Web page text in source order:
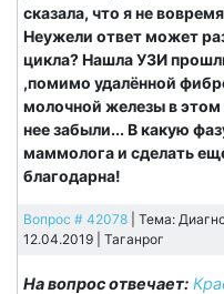
сказала, что я не
Неужели ответ может
цикла? Нашла УЗИ
,помимо удалённой
молочной железы в
нее забыли... В какую
маммолога и сделать
благодарна!
Вопрос # 42078 | Тема:
12.04.2019 | Таганрог
На вопрос отвечает: